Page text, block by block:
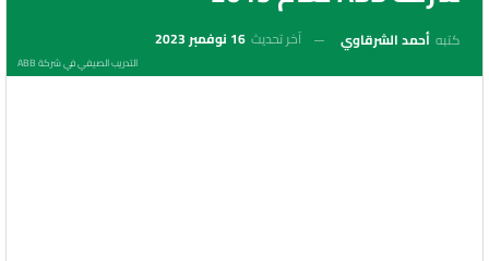
كتبه أحمد الشرقاوي آخر تحديث 16 نوفمبر 2023
التدريب الصيفي في شركة ABB